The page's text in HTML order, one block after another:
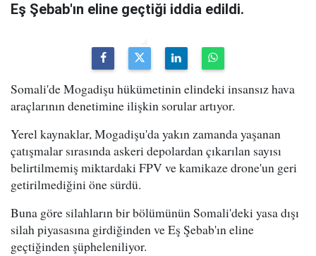
Eş Şebab'ın eline geçtiği iddia edildi.
Somali'de Mogadişu hükümetinin elindeki insansız hava
araçlarının denetimine ilişkin sorular artıyor.
Yerel kaynaklar, Mogadişu'da yakın zamanda yaşanan
çatışmalar sırasında askeri depolardan çıkarılan sayısı
belirtilmemiş miktardaki FPV ve kamikaze drone'un geri
getirilmediğini öne sürdü.
Buna göre silahların bir bölümünün Somali'deki yasa dışı
silah piyasasına girdiğinden ve Eş Şebab'ın eline
geçtiğinden şüpheleniliyor.